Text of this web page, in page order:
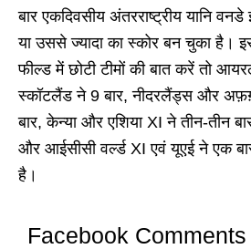
बार एकदिवसीय अंतरराष्ट्रीय यानि
या उससे ज्यादा का स्कोर बन चुका है।
फील्ड में छोटी टीमों की बात करें तो
स्कॉटलैंड ने 9 बार, नीदरलैंड्स और
बार, केन्या और एशिया XI ने तीन-तीन
और आईसीसी वर्ल्ड XI एवं यूएई ने एक
है।
Facebook Comments